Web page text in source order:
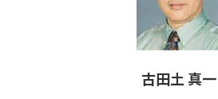
古田土 真一